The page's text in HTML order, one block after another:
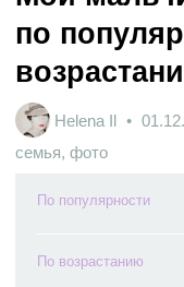
по
Helena Il
семья, фото
По популярности
По возрастанию